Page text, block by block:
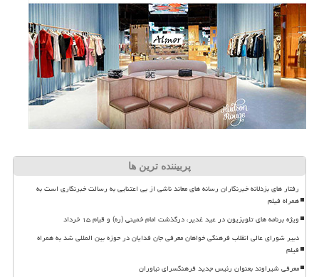
پربیننده ترین ها
رفتار های بزدلانه خبرنگاران رسانه های معاند ناشی از بی اعتنایی به رسالت خبرنگاری است به
همراه فیلم
ویژه برنامه های تلویزیون در عید غدیر، درگذشت امام خمینی (ره) و قیام ۱۵ خرداد
دبیر شورای عالی انقلاب فرهنگی خواهان معرفی جان فدایان در حوزه بین المللی شد به همراه
فیلم
معرفی شیراوند بعنوان رئیس جدید فرهنگسرای نیاوران